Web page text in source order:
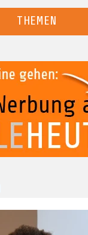
THEMEN